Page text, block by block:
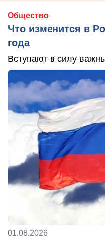
Общество
Что изменится в
года
Вступают в силу
01.08.2026